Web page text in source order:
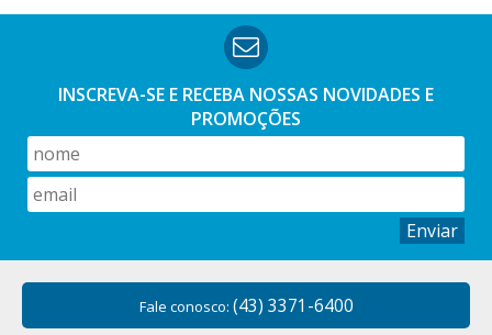
INSCREVA-SE E RECEBA NOSSAS NOVIDADES E
PROMOÇÕES
Enviar
Fale conosco: (43) 3371-6400